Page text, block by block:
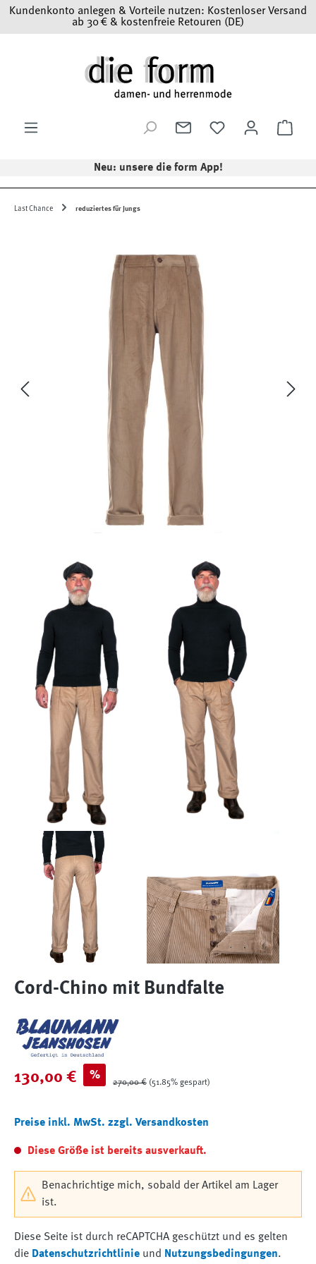
Zum Hauptinhalt springen
Kundenkonto anlegen & Vorteile nutzen: Kostenloser Versand
ab 30 € & kostenfreie Retouren (DE)
Neu: unsere die form App!
Last Chance reduziertes für Jungs
Cord-Chino mit Bundfalte
Verkaufspreis:
130,00 € %
Regulärer Preis:
270,00 € (51.85% gespart)
Preise inkl. MwSt. zzgl. Versandkosten
Diese Größe ist bereits ausverkauft.
Benachrichtige mich, sobald der Artikel am Lager
ist.
Diese Seite ist durch reCAPTCHA geschützt und es gelten
die Datenschutzrichtlinie und Nutzungsbedingungen.